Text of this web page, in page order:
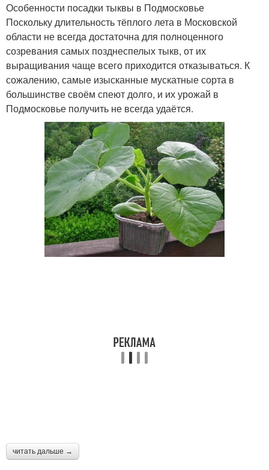
Особенности посадки тыквы в Подмосковье
Поскольку длительность тёплого лета в Московской
области не всегда достаточна для полноценного
созревания самых позднеспелых тыкв, от их
выращивания чаще всего приходится отказываться. К
сожалению, самые изысканные мускатные сорта в
большинстве своём спеют долго, и их урожай в
Подмосковье получить не всегда удаётся.
читать дальше →